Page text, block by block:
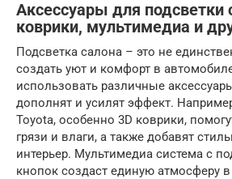
Аксессуары для подсветки
коврики, мультимедиа и
Подсветка салона – это не
создать уют и комфорт в
использовать различные
дополнят и усилят эффект.
Toyota, особенно 3D коврики,
грязи и влаги, а также добавят
интерьер. Мультимедиа система с
кнопок создаст единую атмосферу